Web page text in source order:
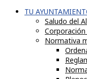
TU
Saludo del
Normativa